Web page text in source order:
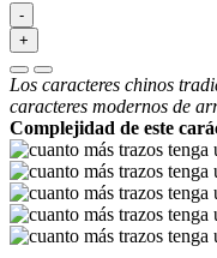
-
+
Los caracteres chinos
caracteres modernos de
Complejidad de este